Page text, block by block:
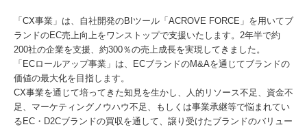
「CX事業」は、自社開発のBIツール「ACROVE FORCE」を用いてブ
ランドのEC売上向上をワンストップで支援いたします。2年半で約
200社の企業を支援、約300％の売上成長を実現してきました。
「ECロールアップ事業」は、ECブランドのM&Aを通じてブランドの
価値の最大化を目指します。
CX事業を通じて培ってきた知見を生かし、人的リソース不足、資金不
足、マーケティングノウハウ不足、もしくは事業承継等で悩まれてい
るEC・D2Cブランドの買収を通して、譲り受けたブランドのバリュー